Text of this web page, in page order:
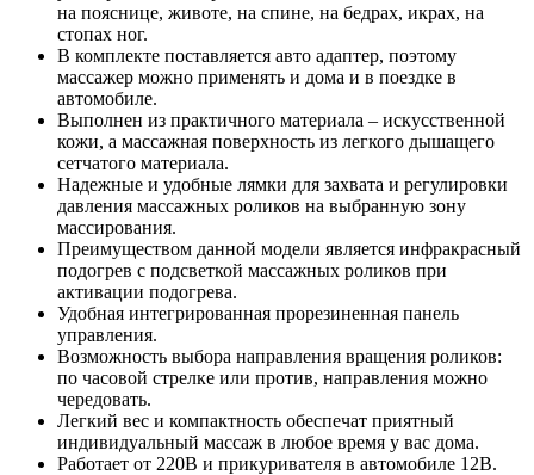
на пояснице, животе, на спине, на бедрах, икрах, на
стопах ног.
В комплекте поставляется авто адаптер, поэтому
массажер можно применять и дома и в поездке в
автомобиле.
Выполнен из практичного материала – искусственной
кожи, а массажная поверхность из легкого дышащего
сетчатого материала.
Надежные и удобные лямки для захвата и регулировки
давления массажных роликов на выбранную зону
массирования.
Преимуществом данной модели является инфракрасный
подогрев с подсветкой массажных роликов при
активации подогрева.
Удобная интегрированная прорезиненная панель
управления.
Возможность выбора направления вращения роликов:
по часовой стрелке или против, направления можно
чередовать.
Легкий вес и компактность обеспечат приятный
индивидуальный массаж в любое время у вас дома.
Работает от 220В и прикуривателя в автомобиле 12В.